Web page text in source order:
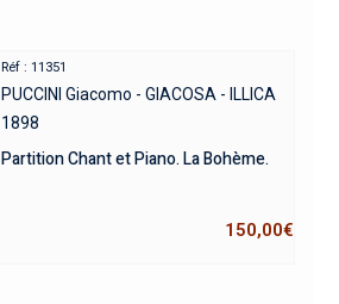
Réf : 11351
PUCCINI Giacomo - GIACOSA - ILLICA
1898
Partition Chant et Piano. La Bohème.
150,00€